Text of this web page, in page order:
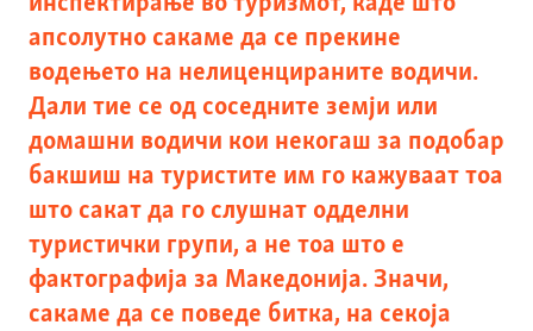
апсолутно сакаме да се прекине
водењето на нелиценцираните водичи.
Дали тие се од соседните земји или
домашни водичи кои некогаш за подобар
бакшиш на туристите им го кажуваат тоа
што сакат да го слушнат одделни
туристички групи, а не тоа што е
фактографија за Македонија. Значи,
сакаме да се поведе битка, на секоја